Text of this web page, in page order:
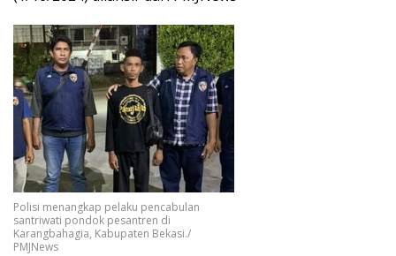
Polisi menangkap pelaku pencabulan
santriwati pondok pesantren di
Karangbahagia, Kabupaten Bekasi./
PMJNews